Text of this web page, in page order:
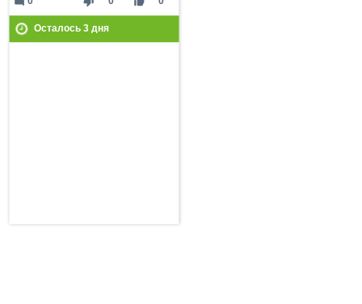
Осталось 3дня